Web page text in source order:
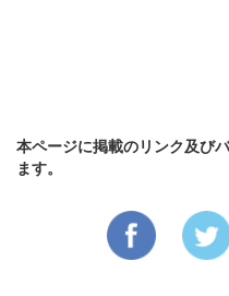
本ページに掲載のリンク及び
ます。